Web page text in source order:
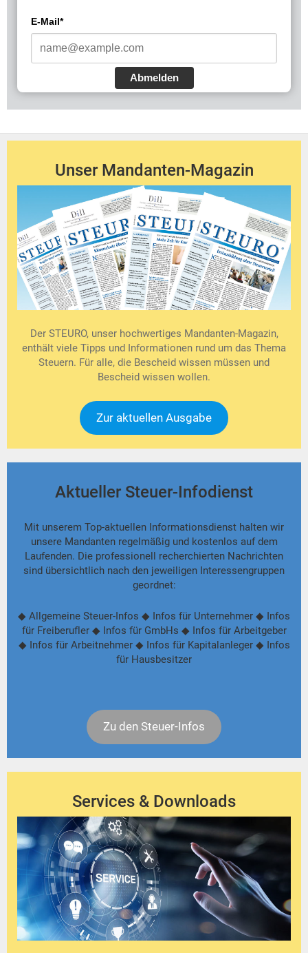
E-Mail*
Abmelden
Unser Mandanten-Magazin
Der STEURO, unser hochwertiges Mandanten-Magazin,
enthält viele Tipps und Informationen rund um das Thema
Steuern. Für alle, die Bescheid wissen müssen und
Bescheid wissen wollen.
Zur aktuellen Ausgabe
Aktueller Steuer-Infodienst
Mit unserem Top-aktuellen Informationsdienst halten wir
unsere Mandanten regelmäßig und kostenlos auf dem
Laufenden. Die professionell recherchierten Nachrichten
sind übersichtlich nach den jeweiligen Interessengruppen
geordnet:
◆ Allgemeine Steuer-Infos ◆ Infos für Unternehmer ◆ Infos
für Freiberufler ◆ Infos für GmbHs ◆ Infos für Arbeitgeber
◆ Infos für Arbeitnehmer ◆ Infos für Kapitalanleger ◆ Infos
für Hausbesitzer
Zu den Steuer-Infos
Services & Downloads